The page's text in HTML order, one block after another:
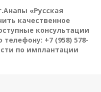
«Русская
качественное
консультации
+7 (958) 578-
по имплантации